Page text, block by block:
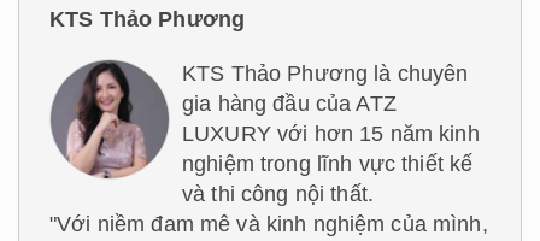
KTS Thảo Phương
KTS Thảo Phương là chuyên
gia hàng đầu của ATZ
LUXURY với hơn 15 năm kinh
nghiệm trong lĩnh vực thiết kế
và thi công nội thất.
"Với niềm đam mê và kinh nghiệm của mình,